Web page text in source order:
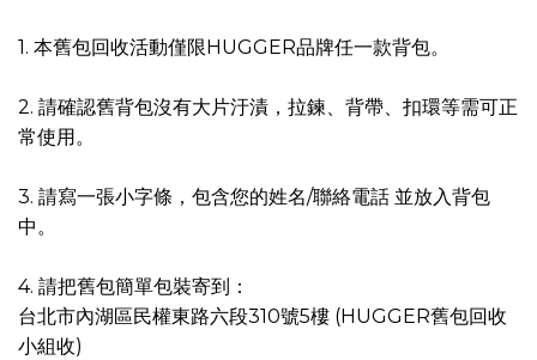
1. 本舊包回收活動僅限HUGGER品牌任一款背包。
2. 請確認舊背包沒有大片汙漬，拉鍊、背帶、扣環等需可正
常使用。
3. 請寫一張小字條，包含您的姓名/聯絡電話 並放入背包
中。
4. 請把舊包簡單包裝寄到：
台北市內湖區民權東路六段310號5樓 (HUGGER舊包回收
小組收)